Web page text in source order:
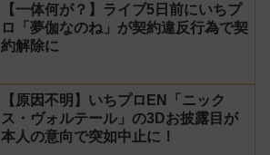
【一体何が？】ライブ5日前にいちプ
ロ「夢伽なのね」が契約違反行為で契
約解除に
【原因不明】いちプロEN「ニック
ス・ヴォルテール」の3Dお披露目が
本人の意向で突如中止に！